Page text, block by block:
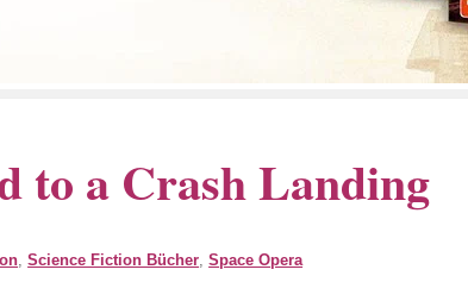
to a Crash Landing
,Science Fiction Bücher,Space Opera